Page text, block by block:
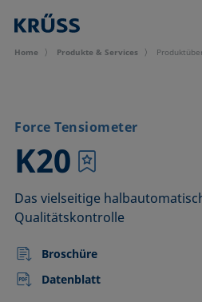
Home Produkte & Services
Force Tensiometer
K20
–
Das vielseitige
Qualitätskontrolle
Broschüre
Datenblatt